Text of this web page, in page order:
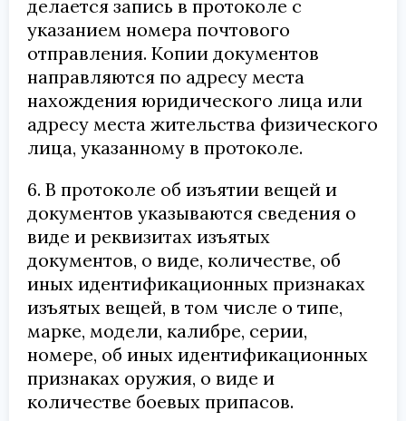
делается запись в протоколе с
указанием номера почтового
отправления. Копии документов
направляются по адресу места
нахождения юридического лица или
адресу места жительства физического
лица, указанному в протоколе.
6. В протоколе об изъятии вещей и
документов указываются сведения о
виде и реквизитах изъятых
документов, о виде, количестве, об
иных идентификационных признаках
изъятых вещей, в том числе о типе,
марке, модели, калибре, серии,
номере, об иных идентификационных
признаках оружия, о виде и
количестве боевых припасов.